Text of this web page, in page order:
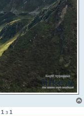
1 з 1